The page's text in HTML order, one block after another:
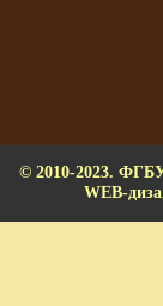
© 2010-2023.
WEB-